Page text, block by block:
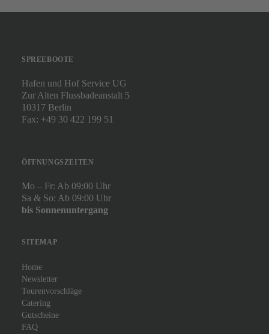
SPREEBOOTE
Hafen und Hof Service UG
Zur Alten Flussbadeanstalt 5
10317 Berlin
Fax: +49 30 422 199 51
ÖFFNUNGSZEITEN
Mo – Fr: Ab 09:00 Uhr
Sa & So: Ab 09:00 Uhr
bis Sonnenuntergang
SITEMAP
Home
Newsletter
Tourenvorschläge
Catering
Gutscheine
FAQ